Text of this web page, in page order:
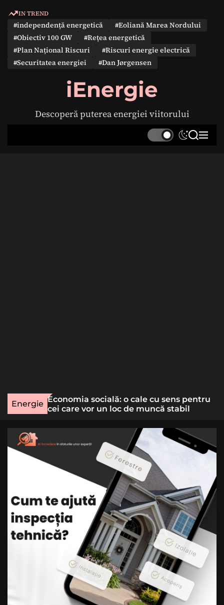
IN TREND
#independență energetică
#Eoliană Marea Nordului
#Obiectiv 100 GW
#Rețea energetică
#Plan Național Riscuri
#Riscuri energie electrică
#Securitatea energiei
#Dan Jørgensen
iEnergie
Descoperă puterea energiei viitorului
S
S M
Energie
rară
Economia socială: o cale cu sens pentru
cei care vor un loc de muncă stabil